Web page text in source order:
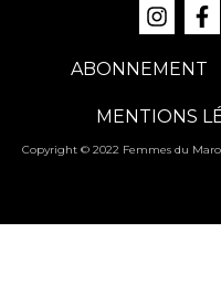
ABONNEMENT
MENTIONS
Copyright © 2022 Femmes du